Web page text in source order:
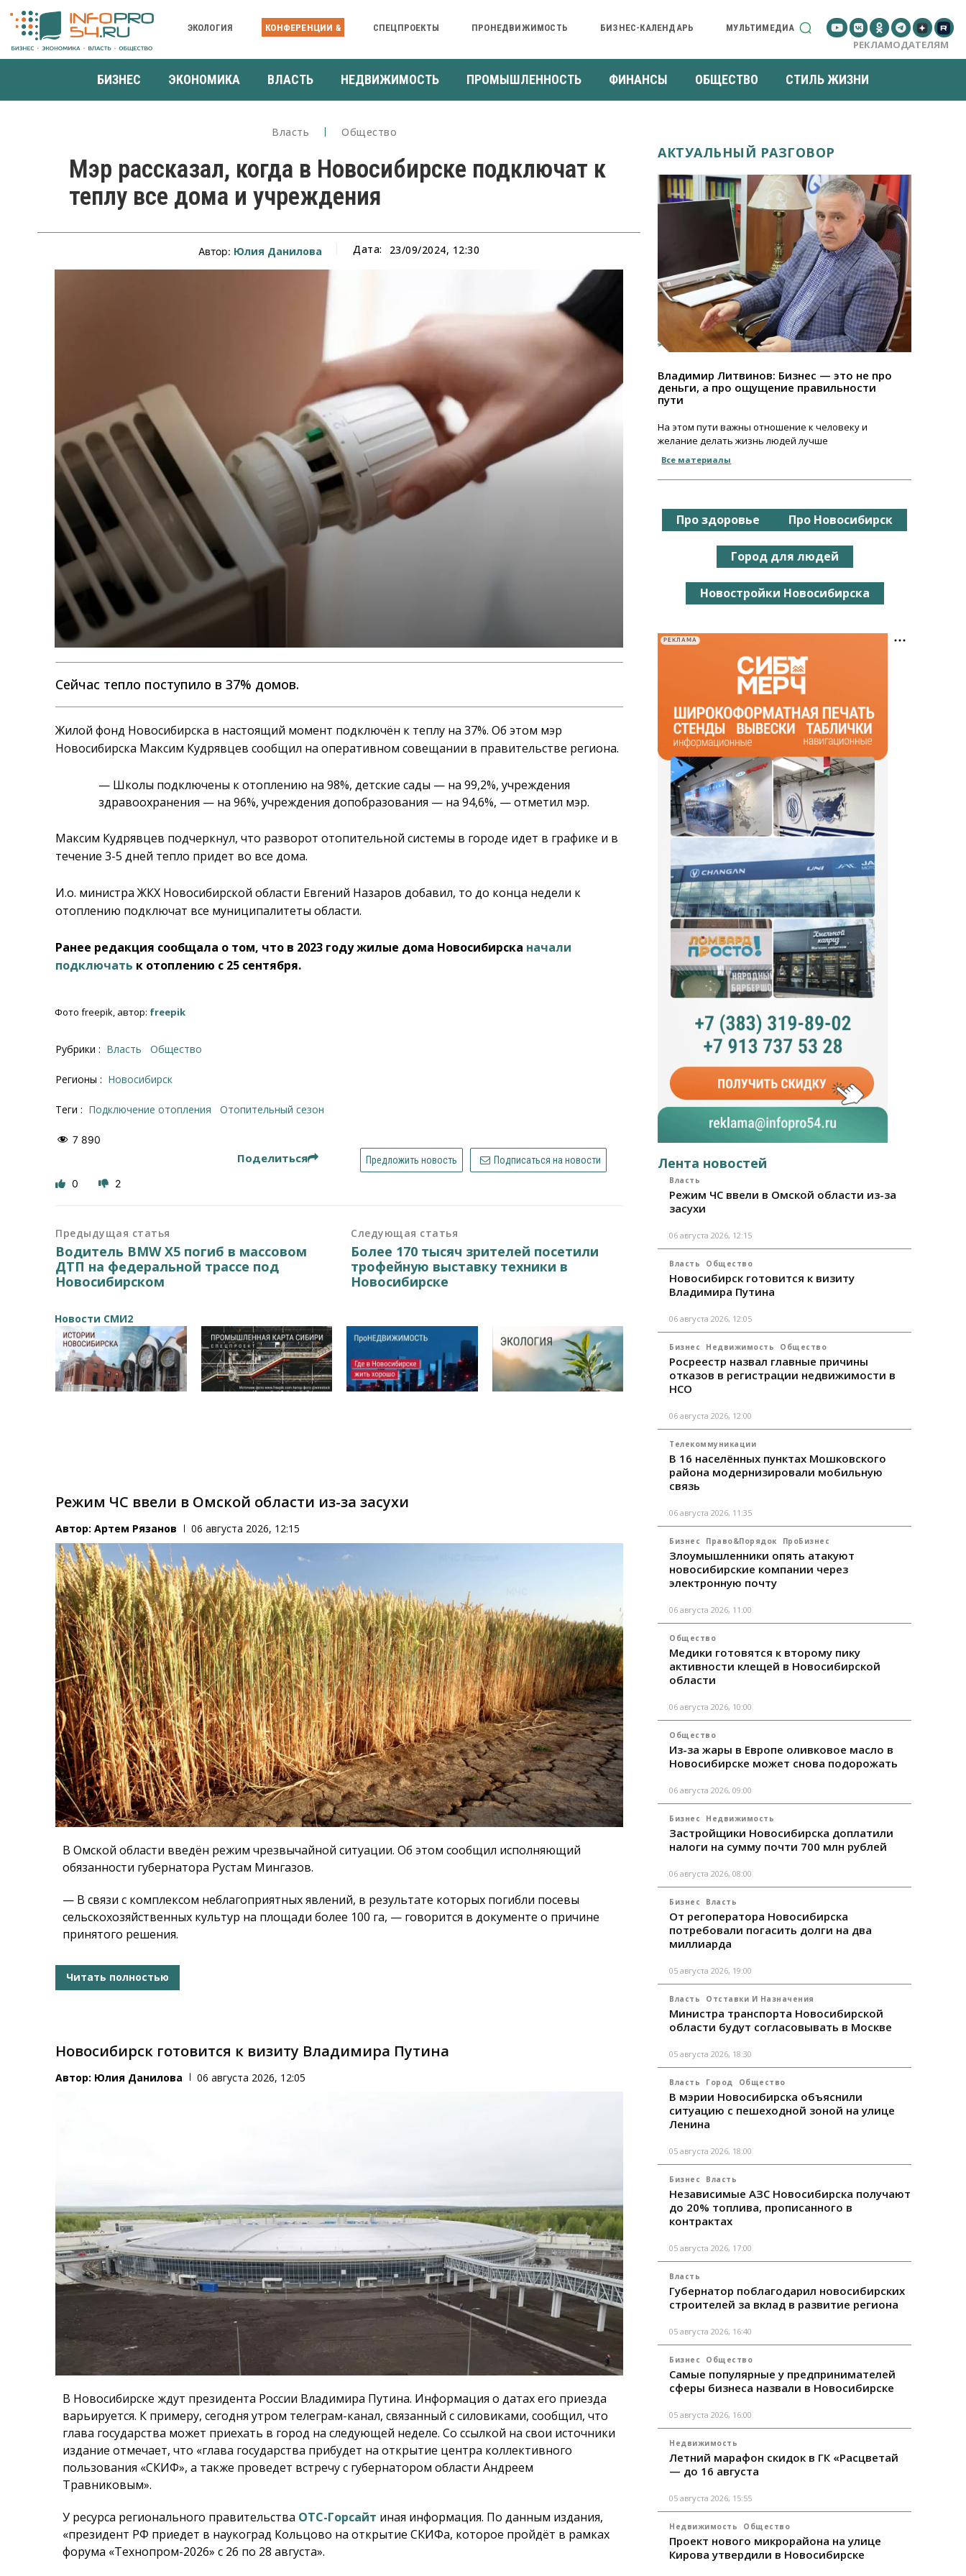
ЭКОЛОГИЯ КОНФЕРЕНЦИИ & СПЕЦПРОЕКТЫ ПРОНЕДВИЖИМОСТЬ БИЗНЕС-КАЛЕНДАРЬ МУЛЬТИМЕДИА
РЕКЛАМОДАТЕЛЯМ
БИЗНЕС ЭКОНОМИКА ВЛАСТЬ НЕДВИЖИМОСТЬ ПРОМЫШЛЕННОСТЬ ФИНАНСЫ ОБЩЕСТВО СТИЛЬ ЖИЗНИ
Власть Общество
Мэр рассказал, когда в Новосибирске подключат к
теплу все дома и учреждения
Автор: Юлия Данилова Дата: 23/09/2024, 12:30
Сейчас тепло поступило в 37% домов.
Жилой фонд Новосибирска в настоящий момент подключён к теплу на 37%. Об этом мэр
Новосибирска Максим Кудрявцев сообщил на оперативном совещании в правительстве региона.
— Школы подключены к отоплению на 98%, детские сады — на 99,2%, учреждения
здравоохранения — на 96%, учреждения допобразования — на 94,6%, — отметил мэр.
Максим Кудрявцев подчеркнул, что разворот отопительной системы в городе идет в графике и в
течение 3-5 дней тепло придет во все дома.
И.о. министра ЖКХ Новосибирской области Евгений Назаров добавил, то до конца недели к
отоплению подключат все муниципалитеты области.
Ранее редакция сообщала о том, что в 2023 году жилые дома Новосибирска начали
подключать к отоплению с 25 сентября.
Фото freepik, автор: freepik
Рубрики : Власть Общество
Регионы : Новосибирск
Теги : подключение отопления отопительный сезон
7 890
Поделиться Предложить новость Подписаться на новости
0 2
Предыдущая статья
Водитель BMW X5 погиб в массовом
ДТП на федеральной трассе под
Новосибирском
Следующая статья
Более 170 тысяч зрителей посетили
трофейную выставку техники в
Новосибирске
Новости СМИ2
Режим ЧС ввели в Омской области из-за засухи
Автор:Артем Рязанов 06 августа 2026, 12:15
В Омской области введён режим чрезвычайной ситуации. Об этом сообщил исполняющий
обязанности губернатора Рустам Мингазов.
— В связи с комплексом неблагоприятных явлений, в результате которых погибли посевы
сельскохозяйственных культур на площади более 100 га, — говорится в документе о причине
принятого решения.
Читать полностью
Новосибирск готовится к визиту Владимира Путина
Автор: Юлия Данилова 06 августа 2026, 12:05
В Новосибирске ждут президента России Владимира Путина. Информация о датах его приезда
варьируется. К примеру, сегодня утром телеграм-канал, связанный с силовиками, сообщил, что
глава государства может приехать в город на следующей неделе. Со ссылкой на свои источники
издание отмечает, что «глава государства прибудет на открытие центра коллективного
пользования «СКИФ», а также проведет встречу с губернатором области Андреем
Травниковым».
У ресурса регионального правительства ОТС-Горсайт иная информация. По данным издания,
«президент РФ приедет в наукоград Кольцово на открытие СКИФа, которое пройдёт в рамках
форума «Технопром-2026» с 26 по 28 августа».
АКТУАЛЬНЫЙ РАЗГОВОР
Владимир Литвинов: Бизнес — это не про
деньги, а про ощущение правильности
пути
На этом пути важны отношение к человеку и
желание делать жизнь людей лучше
Все материалы
Про здоровье Про Новосибирск
Город для людей
Новостройки Новосибирска
РЕКЛАМА
Лента новостей
Власть
Режим ЧС ввели в Омской области из-за
засухи
06 августа 2026, 12:15
Власть Общество
Новосибирск готовится к визиту
Владимира Путина
06 августа 2026, 12:05
Бизнес Недвижимость Общество
Росреестр назвал главные причины
отказов в регистрации недвижимости в
НСО
06 августа 2026, 12:00
Телекоммуникации
В 16 населённых пунктах Мошковского
района модернизировали мобильную
связь
06 августа 2026, 11:35
Бизнес Право&Порядок ПроБизнес
Злоумышленники опять атакуют
новосибирские компании через
электронную почту
06 августа 2026, 11:00
Общество
Медики готовятся к второму пику
активности клещей в Новосибирской
области
06 августа 2026, 10:00
Общество
Из-за жары в Европе оливковое масло в
Новосибирске может снова подорожать
06 августа 2026, 09:00
Бизнес Недвижимость
Застройщики Новосибирска доплатили
налоги на сумму почти 700 млн рублей
06 августа 2026, 08:00
Бизнес Власть
От регоператора Новосибирска
потребовали погасить долги на два
миллиарда
05 августа 2026, 19:00
Власть Отставки И Назначения
Министра транспорта Новосибирской
области будут согласовывать в Москве
05 августа 2026, 18:30
Власть Город Общество
В мэрии Новосибирска объяснили
ситуацию с пешеходной зоной на улице
Ленина
05 августа 2026, 18:00
Бизнес Власть
Независимые АЗС Новосибирска получают
до 20% топлива, прописанного в
контрактах
05 августа 2026, 17:00
Власть
Губернатор поблагодарил новосибирских
строителей за вклад в развитие региона
05 августа 2026, 16:40
Бизнес Общество
Самые популярные у предпринимателей
сферы бизнеса назвали в Новосибирске
05 августа 2026, 16:00
Недвижимость
Летний марафон скидок в ГК «Расцветай
— до 16 августа
05 августа 2026, 15:55
Недвижимость Общество
Проект нового микрорайона на улице
Кирова утвердили в Новосибирске